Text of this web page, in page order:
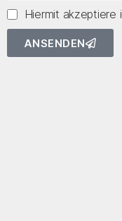
Hiermit akzeptiere
ANSENDEN